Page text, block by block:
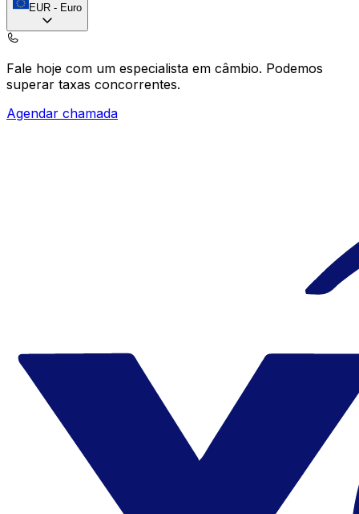
EUR - Euro
Fale hoje com um especialista em câmbio. Podemos
superar taxas concorrentes.
Agendar chamada